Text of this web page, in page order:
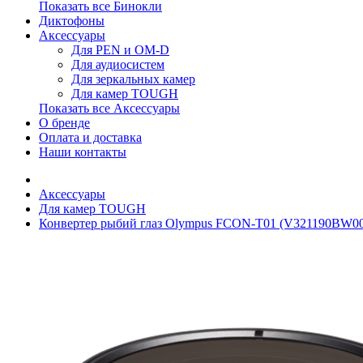
Показать все Бинокли
Диктофоны
Аксессуары
Для PEN и OM-D
Для аудиосистем
Для зеркальных камер
Для камер TOUGH
Показать все Аксессуары
О бренде
Оплата и доставка
Наши контакты
Аксессуары
Для камер TOUGH
Конвертер рыбий глаз Olympus FCON-T01